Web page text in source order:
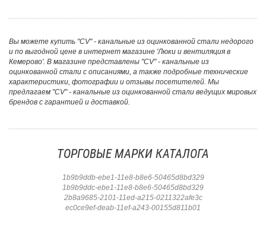
Вы можете купить "CV" - канальные из оцинкованной стали недорого
и по выгодной цене в интернет магазине 'Люки и вентиляция в
Кемерово'. В магазине представлены "CV" - канальные из
оцинкованной стали с описаниями, а также подробные технические
характеристики, фотографии и отзывы посетителей. Мы
предлагаем "CV" - канальные из оцинкованной стали ведущих мировых
брендов с гарантией и доставкой.
ТОРГОВЫЕ МАРКИ КАТАЛОГА
1b9b9ddb-ebe1-11e8-b8e6-50465d8bd329
1b9b9ddc-ebe1-11e8-b8e6-50465d8bd329
2b8a9685-2101-11ed-a215-0211322afe3c
ec0ce9ef-deab-11ef-a243-00155d811b01